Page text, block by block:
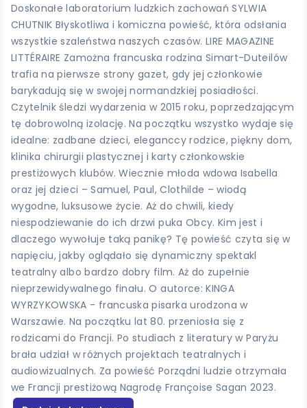
Doskonałe laboratorium ludzkich zachowań SYLWIA
CHUTNIK Błyskotliwa i komiczna powieść, która odsłania
wszystkie szaleństwa naszych czasów. LIRE MAGAZINE
LITTÉRAIRE Zamożna francuska rodzina Simart-Duteilów
trafia na pierwsze strony gazet, gdy jej członkowie
barykadują się w swojej normandzkiej posiadłości.
Czytelnik śledzi wydarzenia w 2015 roku, poprzedzającym
tę dobrowolną izolację. Na początku wszystko wydaje się
idealne: zadbane dzieci, eleganccy rodzice, piękny dom,
klinika chirurgii plastycznej i karty członkowskie
prestiżowych klubów. Wiecznie młoda wdowa Isabella
oraz jej dzieci – Samuel, Paul, Clothilde – wiodą
wygodne, luksusowe życie. Aż do chwili, kiedy
niespodziewanie do ich drzwi puka Obcy. Kim jest i
dlaczego wywołuje taką panikę? Tę powieść czyta się w
napięciu, jakby oglądało się dynamiczny spektakl
teatralny albo bardzo dobry film. Aż do zupełnie
nieprzewidywalnego finału. O autorce: KINGA
WYRZYKOWSKA - francuska pisarka urodzona w
Warszawie. Na początku lat 80. przeniosła się z
rodzicami do Francji. Po studiach z literatury w Paryżu
brała udział w różnych projektach teatralnych i
audiowizualnych. Za powieść Porządni ludzie otrzymała
we Francji prestiżową Nagrodę Françoise Sagan 2023.